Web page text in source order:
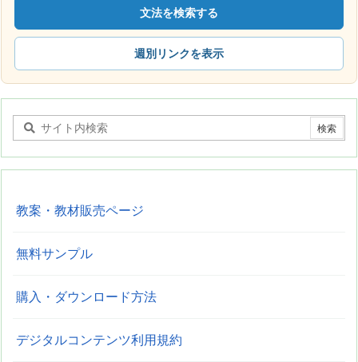
文法を検索する
週別リンクを表示
教案・教材販売ページ
無料サンプル
購入・ダウンロード方法
デジタルコンテンツ利用規約